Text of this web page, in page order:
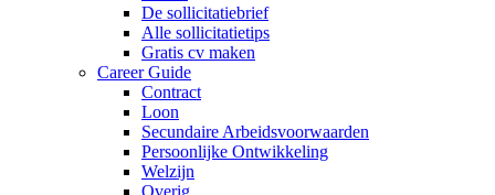
De sollicitatiebrief
Alle sollicitatietips
Gratis cv maken
Career Guide
Contract
Loon
Secundaire Arbeidsvoorwaarden
Persoonlijke Ontwikkeling
Welzijn
Overig